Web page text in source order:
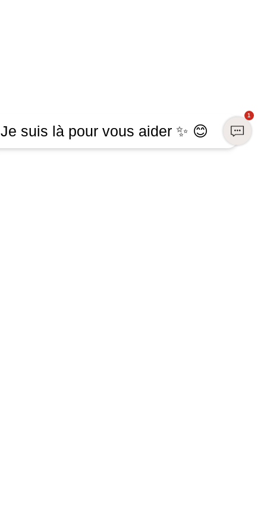
1
Je suis là pour vous aider ✨ 😊